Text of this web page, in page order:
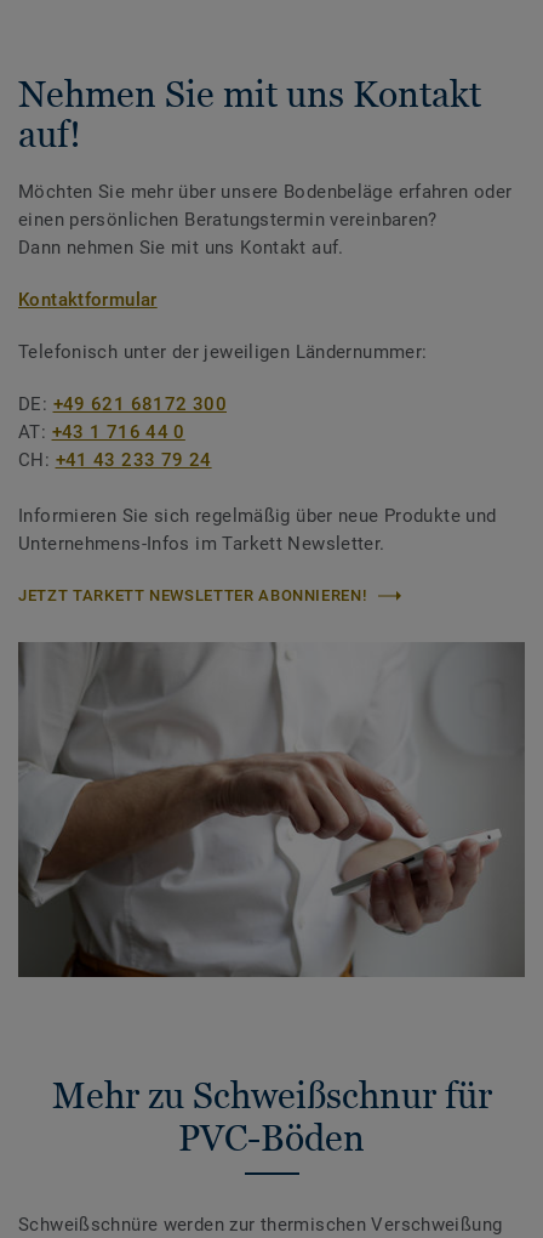
Nehmen Sie mit uns Kontakt
auf!
Möchten Sie mehr über unsere Bodenbeläge erfahren oder
einen persönlichen Beratungstermin vereinbaren?
Dann nehmen Sie mit uns Kontakt auf.
Kontaktformular
Telefonisch unter der jeweiligen Ländernummer:
DE: +49 621 68172 300
AT: +43 1 716 44 0
CH: +41 43 233 79 24
Informieren Sie sich regelmäßig über neue Produkte und
Unternehmens-Infos im Tarkett Newsletter.
JETZT TARKETT NEWSLETTER ABONNIEREN!
Mehr zu Schweißschnur für
PVC-Böden
Schweißschnüre werden zur thermischen Verschweißung